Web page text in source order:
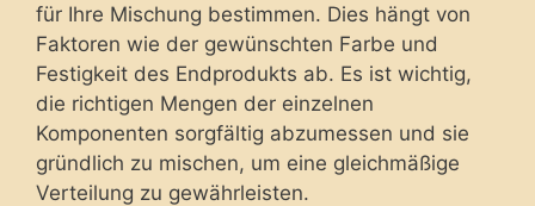
für Ihre Mischung bestimmen. Dies hängt von
Faktoren wie der gewünschten Farbe und
Festigkeit des Endprodukts ab. Es ist wichtig,
die richtigen Mengen der einzelnen
Komponenten sorgfältig abzumessen und sie
gründlich zu mischen, um eine gleichmäßige
Verteilung zu gewährleisten.